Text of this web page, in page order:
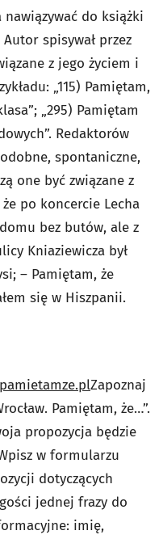
nawiązywać do książki
Autor spisywał przez
z jego życiem i
„115) Pamiętam,
„295) Pamiętam
Redaktorów
spontaniczne,
one być związane z
po koncercie Lecha
bez butów, ale z
Kniaziewicza był
– Pamiętam, że
się w Hiszpanii.
Zapoznaj
Pamiętam, że…”.
propozycja będzie
w formularzu
dotyczących
jednej frazy do
imię,